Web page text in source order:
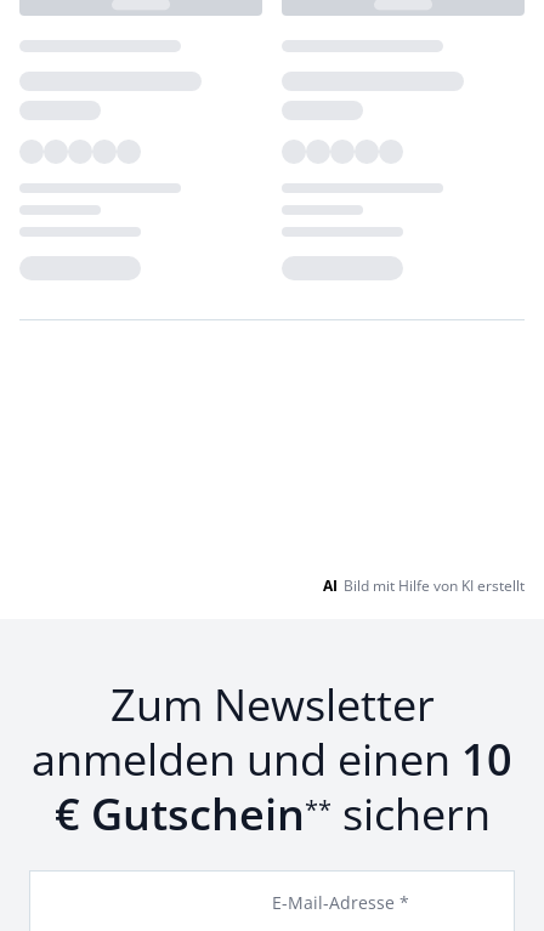
AI Bild mit Hilfe von KI erstellt
Zum Newsletter
anmelden und einen 10
€ Gutschein** sichern
E-Mail-Adresse *